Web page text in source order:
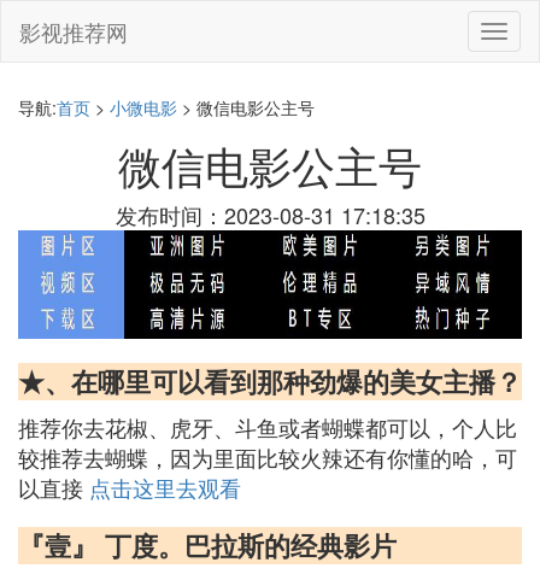
切
换
影视推荐网
导航:首页 > 小微电影 > 微信电影公主号
微信电影公主号
发布时间：2023-08-31 17:18:35
★、在哪里可以看到那种劲爆的美女主播？
推荐你去花椒、虎牙、斗鱼或者蝴蝶都可以，个人比
较推荐去蝴蝶，因为里面比较火辣还有你懂的哈，可
以直接 点击这里去观看
『壹』 丁度。巴拉斯的经典影片